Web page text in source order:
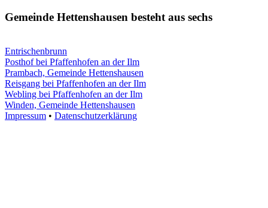
Gemeinde Hettenshausen besteht aus sechs
Entrischenbrunn
Posthof bei Pfaffenhofen an der Ilm
Prambach, Gemeinde Hettenshausen
Reisgang bei Pfaffenhofen an der Ilm
Webling bei Pfaffenhofen an der Ilm
Winden, Gemeinde Hettenshausen
Impressum • Datenschutzerklärung